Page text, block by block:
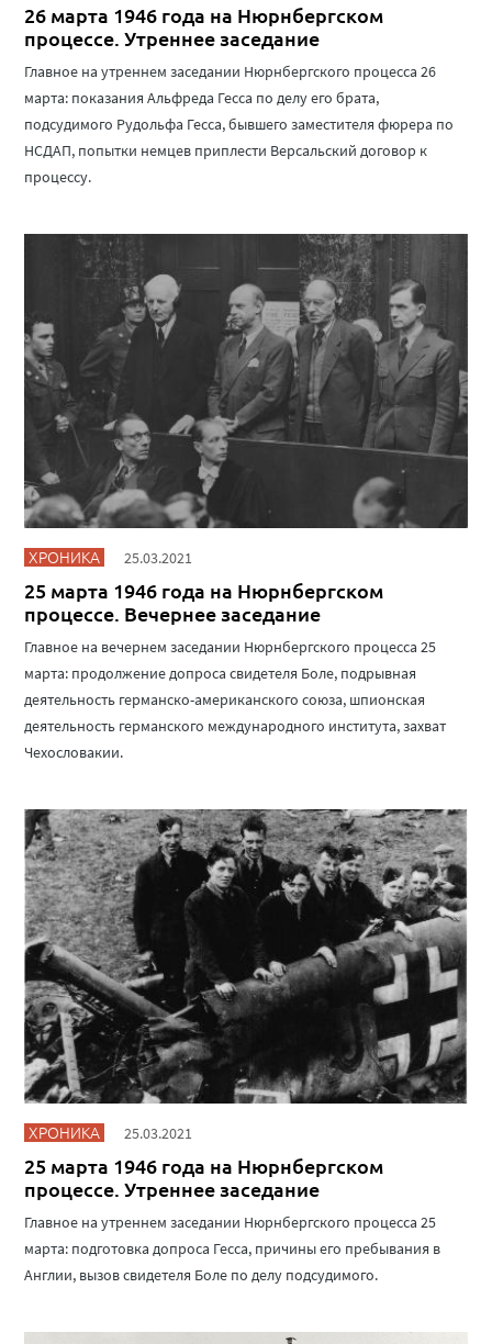
26 марта 1946 года на Нюрнбергском
процессе. Утреннее заседание
Главное на утреннем заседании Нюрнбергского процесса 26
марта: показания Альфреда Гесса по делу его брата,
подсудимого Рудольфа Гесса, бывшего заместителя фюрера по
НСДАП, попытки немцев приплести Версальский договор к
процессу.
ХРОНИКА 25.03.2021
25 марта 1946 года на Нюрнбергском
процессе. Вечернее заседание
Главное на вечернем заседании Нюрнбергского процесса 25
марта: продолжение допроса свидетеля Боле, подрывная
деятельность германско-американского союза, шпионская
деятельность германского международного института, захват
Чехословакии.
ХРОНИКА 25.03.2021
25 марта 1946 года на Нюрнбергском
процессе. Утреннее заседание
Главное на утреннем заседании Нюрнбергского процесса 25
марта: подготовка допроса Гесса, причины его пребывания в
Англии, вызов свидетеля Боле по делу подсудимого.